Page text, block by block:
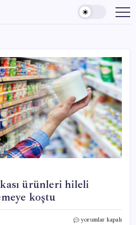
ürünleri hileli
koştu
Dev
yorumlar kapalı